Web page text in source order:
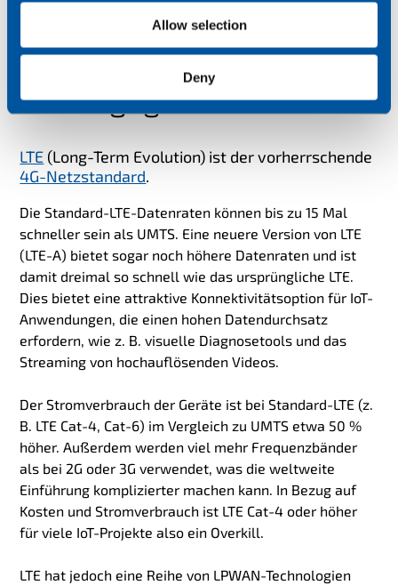
Allow selection
Deny
UMTS gegen LTE
LTE (Long-Term Evolution) ist der vorherrschende
4G-Netzstandard.
Die Standard-LTE-Datenraten können bis zu 15 Mal
schneller sein als UMTS. Eine neuere Version von LTE
(LTE-A) bietet sogar noch höhere Datenraten und ist
damit dreimal so schnell wie das ursprüngliche LTE.
Dies bietet eine attraktive Konnektivitätsoption für IoT-
Anwendungen, die einen hohen Datendurchsatz
erfordern, wie z. B. visuelle Diagnosetools und das
Streaming von hochauflösenden Videos.
Der Stromverbrauch der Geräte ist bei Standard-LTE (z.
B. LTE Cat-4, Cat-6) im Vergleich zu UMTS etwa 50 %
höher. Außerdem werden viel mehr Frequenzbänder
als bei 2G oder 3G verwendet, was die weltweite
Einführung komplizierter machen kann. In Bezug auf
Kosten und Stromverbrauch ist LTE Cat-4 oder höher
für viele IoT-Projekte also ein Overkill.
LTE hat jedoch eine Reihe von LPWAN-Technologien